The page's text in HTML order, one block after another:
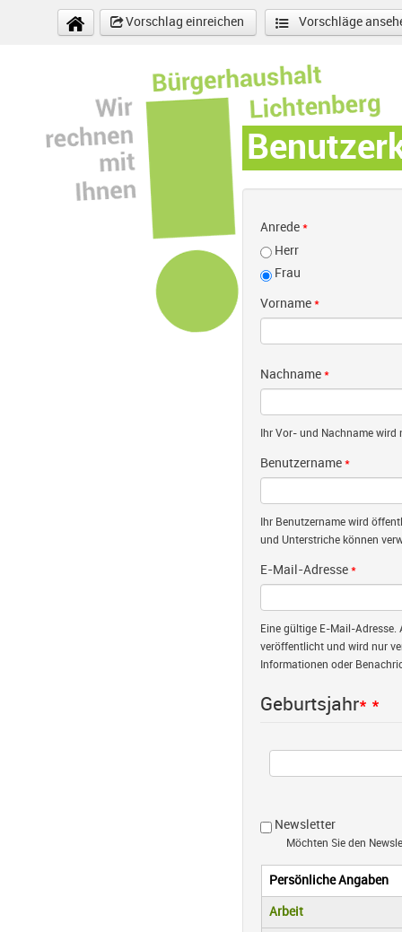
Direkt zum Inhalt
Vorschlag einreichen
Vorschläge
Anrede *
Herr
Frau
Vorname *
Nachname *
Ihr Vor- und Nachname
Benutzername *
Ihr Benutzername wird
und Unterstriche können
E-Mail-Adresse *
Eine gültige E-Mail-Adresse.
veröffentlicht und wird nur
Informationen oder
Geburtsjahr* *
Newsletter
Möchten Sie den
Vertikale
Persönliche Angaben
(aktiver Reiter)
Arbeit